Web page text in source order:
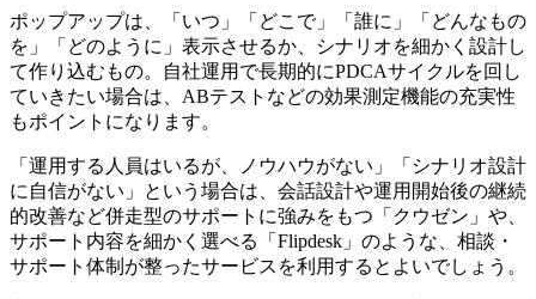
ポップアップは、「いつ」「どこで」「誰に」「どんなもの
を」「どのように」表示させるか、シナリオを細かく設計し
て作り込むもの。自社運用で長期的にPDCAサイクルを回し
ていきたい場合は、ABテストなどの効果測定機能の充実性
もポイントになります。
「運用する人員はいるが、ノウハウがない」「シナリオ設計
に自信がない」という場合は、会話設計や運用開始後の継続
的改善など併走型のサポートに強みをもつ「クウゼン」や、
サポート内容を細かく選べる「Flipdesk」のような、相談・
サポート体制が整ったサービスを利用するとよいでしょう。